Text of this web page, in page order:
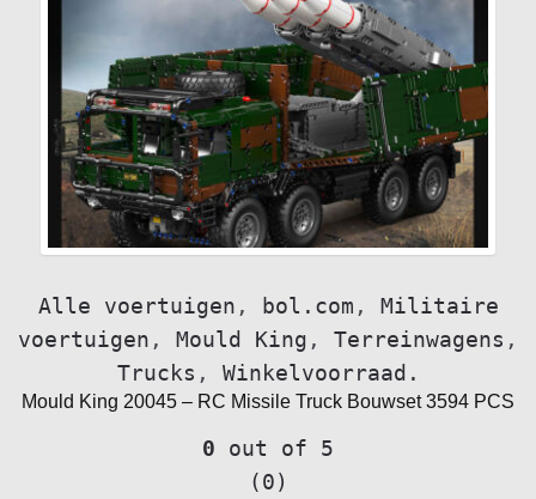
Alle voertuigen , bol.com , Militaire
voertuigen , Mould King , Terreinwagens ,
Trucks , Winkelvoorraad.
Mould King 20045 – RC Missile Truck Bouwset 3594 PCS
0 out of 5
(0)